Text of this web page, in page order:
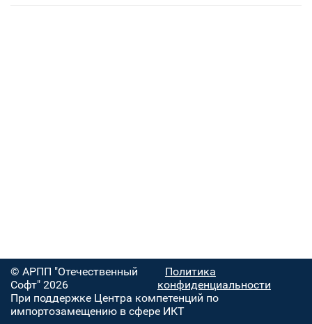
© АРПП "Отечественный
Софт" 2026
Политика
конфиденциальности
При поддержке Центра компетенций по
импортозамещению в сфере ИКТ